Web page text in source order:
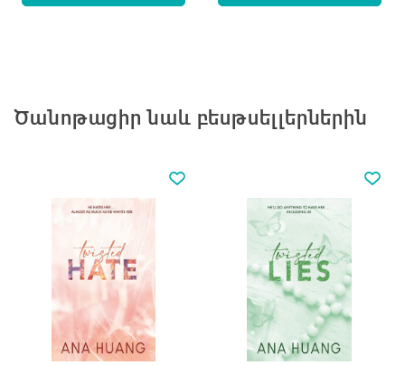
Ծանոթացիր նաև բեսթսելլերներին